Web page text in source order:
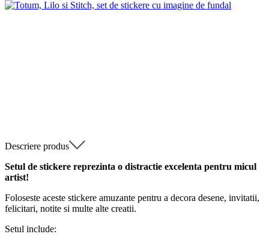
Descriere produs
Setul de stickere reprezinta o distractie excelenta pentru micul
artist!
Foloseste aceste stickere amuzante pentru a decora desene, invitatii,
felicitari, notite si multe alte creatii.
Setul include: